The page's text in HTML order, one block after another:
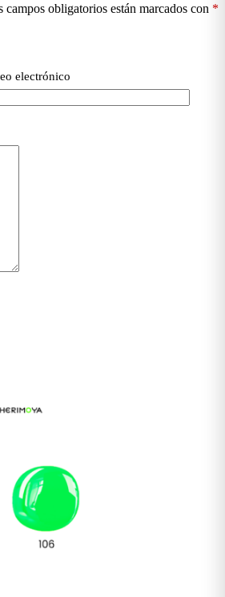
campos obligatorios están marcados con *
electrónico